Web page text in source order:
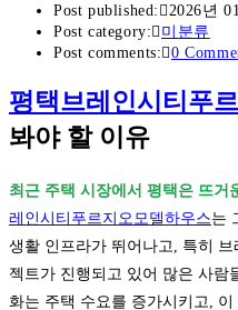
Post published:
2026년
Post category:
미분류
Post comments:
0
평택브레인시티푸
봐야 할 이유
최근 주택 시장에서 평택은 뜨거
레인시티푸르지오모델하우스는
생활 인프라가 뛰어나고, 특히
젝트가 진행되고 있어 많은 사람
화는 주택 수요를 증가시키고,